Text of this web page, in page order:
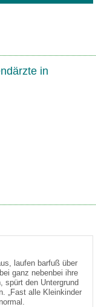
in
laufen barfuß über
ganz nebenbei ihre
spürt den Untergrund
„Fast alle Kleinkinder